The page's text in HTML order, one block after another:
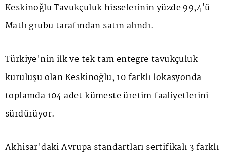
Keskinoğlu Tavukçuluk hisselerinin yüzde 99,4'ü
Matlı grubu tarafından satın alındı.
Türkiye'nin ilk ve tek tam entegre tavukçuluk
kuruluşu olan Keskinoğlu, 10 farklı lokasyonda
toplamda 104 adet kümeste üretim faaliyetlerini
sürdürüyor.
Akhisar'daki Avrupa standartları sertifikalı 3 farklı